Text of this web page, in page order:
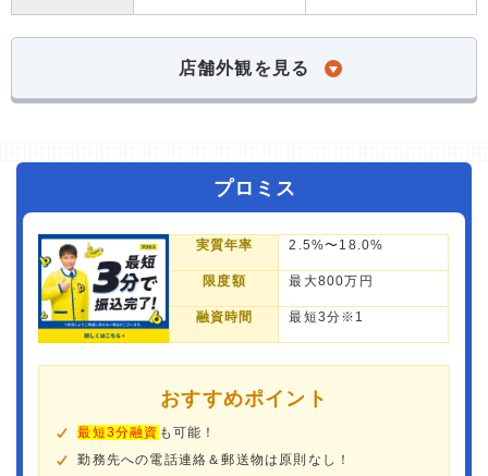
店舗外観を見る
プロミス
実質年率 2.5%〜18.0%
限度額 最大800万円
融資時間 最短3分※1
おすすめポイント
最短3分融資 も可能！
勤務先への電話連絡＆郵送物は原則なし！